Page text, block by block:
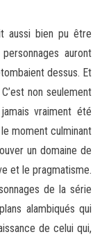
aussi bien pu être
auront
dessus. Et
non seulement
vraiment été
moment culminant
un domaine de
et le pragmatisme.
de la série
alambiqués qui
de celui qui,